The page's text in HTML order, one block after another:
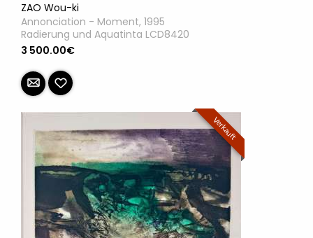
ZAO Wou-ki
Annonciation - Moment, 1995
Radierung und Aquatinta LCD8420
3 500.00€
Verkauft